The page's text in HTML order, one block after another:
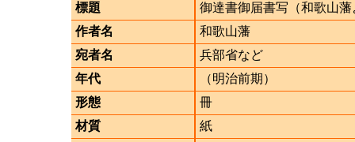
標題
御達書御届書写（和歌山
作者名
和歌山藩
宛者名
兵部省など
年代
（明治前期）
形態
冊
材質
紙